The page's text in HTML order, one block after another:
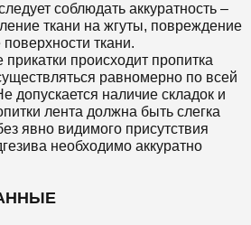
соблюдать аккуратность –
ткани на жгуты, повреждение
ткани.
прикатки происходит пропитка
равномерно по всей
допускается наличие складок и
лента должна быть слегка
явно видимого присутствия
необходимо аккуратно